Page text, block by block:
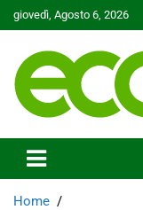
Skip
to
giovedì, Agosto 6, 2026
Ecoo.it
Home